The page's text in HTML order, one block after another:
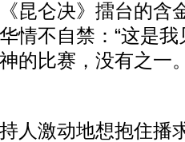
昆仑决》擂台的含
情不自禁：“这是
的比赛，没有之一
激动地想抱住播